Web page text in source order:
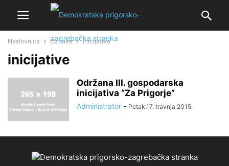
Naslovnica Oznake Inicijative
inicijative
Održana III. gospodarska
inicijativa “Za Prigorje”
Administrator - Petak.17. travnja 2015.